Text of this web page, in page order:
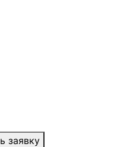
заявку